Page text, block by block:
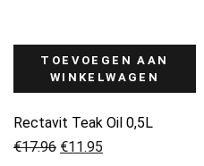
TOEVOEGEN AAN
WINKELWAGEN
Rectavit Teak Oil 0,5L
€17.96
Oorspronkelijke
€11.95
Huidige